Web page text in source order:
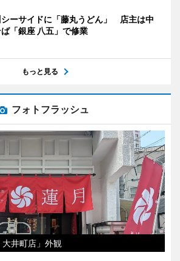
ーサイドに「藤丸うどん」 店主は中
「銀座 八五」で修業
もっと見る
フォトフラッシュ
大井町店」外観